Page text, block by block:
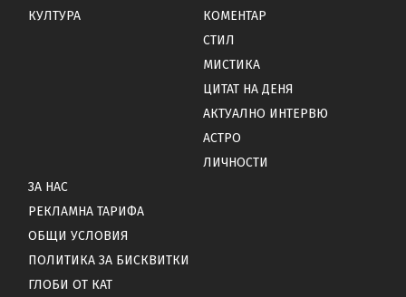
КУЛТУРА
КОМЕНТАР
СТИЛ
МИСТИКА
ЦИТАТ НА ДЕНЯ
АКТУАЛНО ИНТЕРВЮ
АСТРО
ЛИЧНОСТИ
ЗА НАС
РЕКЛАМНА ТАРИФА
ОБЩИ УСЛОВИЯ
ПОЛИТИКА ЗА БИСКВИТКИ
ГЛОБИ ОТ КАТ